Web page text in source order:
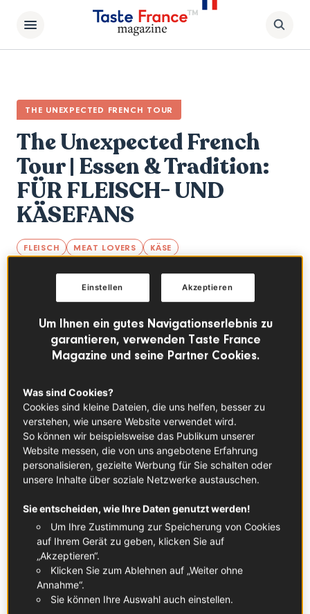
THE UNEXPECTED FRENCH TOUR
The Unexpected French
Tour | Essen & Tradition:
FÜR FLEISCH- UND
KÄSEFANS
FLEISCH MEAT LOVERS KÄSE
Teil 2 unserer Unexpected French Tour: Nach
dem Besuch eines Restaurants mit eigener
Metzgerei und einer städtischen Käserei im
Herzen von Paris nehmen wir Berufe unter
die Lupe, die sich dem Know-how à la
Erzeugnissen und Terroirs verschrieben
haben. Und natürlich immer nach dem Gebot
der Rückverfolgbarkeit. Macht euch auf
unsere sagenhaften französischen Côtes de
Boeuf und eine umwerfende Käse-
Verkostung in Paris gefasst. Bon appétit!
Bleibt dran, um auf den Geschmack zu
kommen. Wem da nicht das Wasser im
Munde zusammenläuft...
Um Ihnen ein gutes Navigationserlebnis zu
garantieren, verwenden Taste France
Magazine und seine Partner Cookies.
Was sind Cookies?
Cookies sind kleine Dateien, die uns helfen, besser zu
verstehen, wie unsere Website verwendet wird.
So können wir beispielsweise das Publikum unserer
Website messen, die von uns angebotene Erfahrung
personalisieren, gezielte Werbung für Sie schalten oder
unsere Inhalte über soziale Netzwerke austauschen.
Sie entscheiden, wie Ihre Daten genutzt werden!
Um Ihre Zustimmung zur Speicherung von Cookies
auf Ihrem Gerät zu geben, klicken Sie auf
„Akzeptieren“.
Klicken Sie zum Ablehnen auf „Weiter ohne
Annahme“.
Sie können Ihre Auswahl auch einstellen.
Akzeptieren
Einstellen